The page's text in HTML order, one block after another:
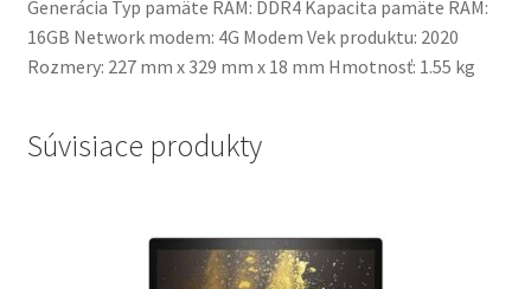
Generácia Typ pamäte RAM: DDR4 Kapacita pamäte RAM:
16GB Network modem: 4G Modem Vek produktu: 2020
Rozmery: 227 mm x 329 mm x 18 mm Hmotnosť: 1.55 kg
Súvisiace produkty